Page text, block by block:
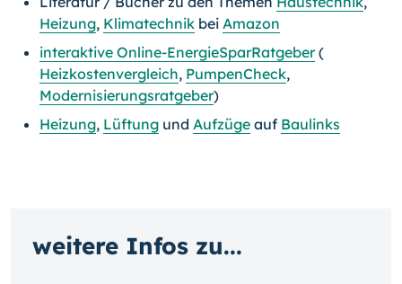
Heizung, Klimatechnik bei Amazon
interaktive Online-EnergieSparRatgeber(
Heizkostenvergleich, PumpenCheck,
Modernisierungsratgeber)
Heizung, Lüftung und Aufzüge auf Baulinks
weitere Infos zu...